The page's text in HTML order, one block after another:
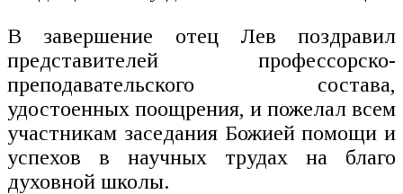
В завершение отец Лев поздравил
представителей профессорско-
преподавательского состава,
удостоенных поощрения, и пожелал всем
участникам заседания Божией помощи и
успехов в научных трудах на благо
духовной школы.